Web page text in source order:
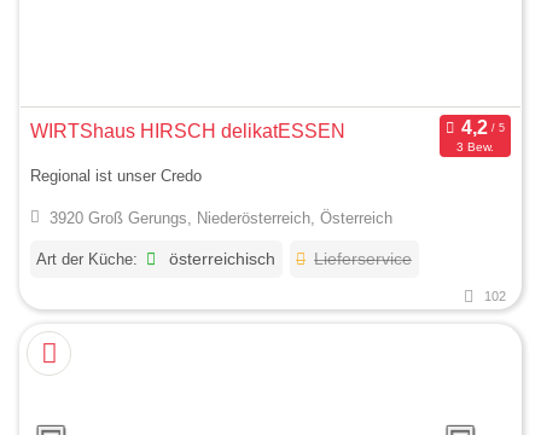
WIRTShaus HIRSCH delikatESSEN
3 Bew.
Regional ist unser Credo
3920 Groß Gerungs, Niederösterreich, Österreich
Art der Küche: österreichisch Lieferservice
102